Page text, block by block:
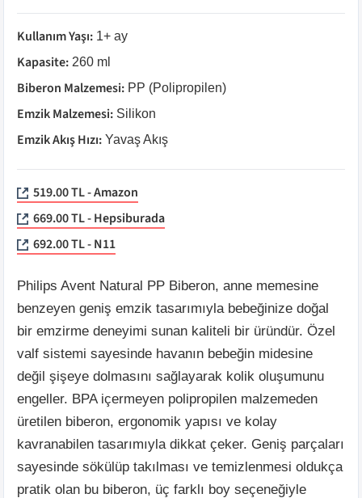
Kullanım Yaşı: 1+ ay
Kapasite: 260 ml
Biberon Malzemesi: PP (Polipropilen)
Emzik Malzemesi: Silikon
Emzik Akış Hızı: Yavaş Akış
519.00 TL - Amazon
669.00 TL - Hepsiburada
692.00 TL - N11
Philips Avent Natural PP Biberon, anne memesine
benzeyen geniş emzik tasarımıyla bebeğinize doğal
bir emzirme deneyimi sunan kaliteli bir üründür. Özel
valf sistemi sayesinde havanın bebeğin midesine
değil şişeye dolmasını sağlayarak kolik oluşumunu
engeller. BPA içermeyen polipropilen malzemeden
üretilen biberon, ergonomik yapısı ve kolay
kavranabilen tasarımıyla dikkat çeker. Geniş parçaları
sayesinde sökülüp takılması ve temizlenmesi oldukça
pratik olan bu biberon, üç farklı boy seçeneğiyle